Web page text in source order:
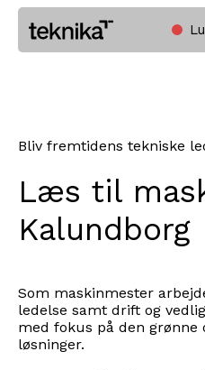
Home
Bliv fremtidens tekniske
Læs til
Kalundborg
Som maskinmester
ledelse samt drift og
med fokus på den
løsninger.